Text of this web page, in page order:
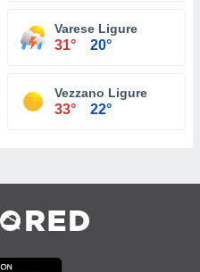
Varese Ligure
31° 20°
Vezzano Ligure
33° 22°